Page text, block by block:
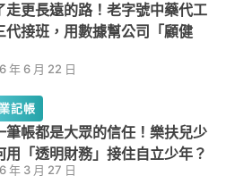
走更長遠的路！老字號中藥代工
代接班，用數據幫公司「顧健
年 6 月 22 日
記帳
筆帳都是大眾的信任！樂扶兒少
用「透明財務」接住自立少年？
年 3 月 27 日